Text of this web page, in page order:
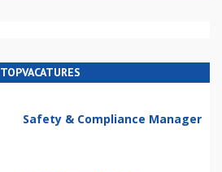
TOPVACATURES
Safety & Compliance Manager